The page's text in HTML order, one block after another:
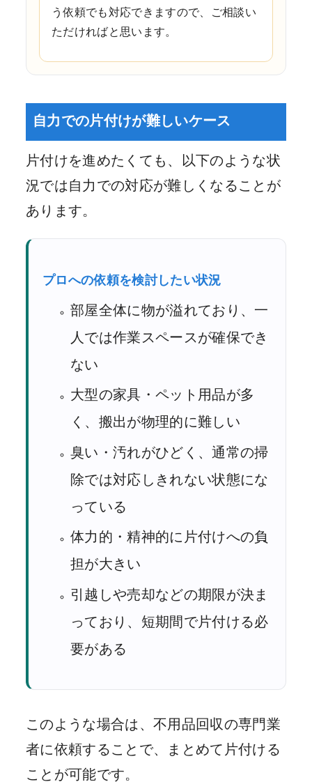
う依頼でも対応できますので、ご相談い
ただければと思います。
自力での片付けが難しいケース
片付けを進めたくても、以下のような状
況では自力での対応が難しくなることが
あります。
プロへの依頼を検討したい状況
部屋全体に物が溢れており、一
人では作業スペースが確保でき
ない
大型の家具・ペット用品が多
く、搬出が物理的に難しい
臭い・汚れがひどく、通常の掃
除では対応しきれない状態にな
っている
体力的・精神的に片付けへの負
担が大きい
引越しや売却などの期限が決ま
っており、短期間で片付ける必
要がある
このような場合は、不用品回収の専門業
者に依頼することで、まとめて片付ける
ことが可能です。